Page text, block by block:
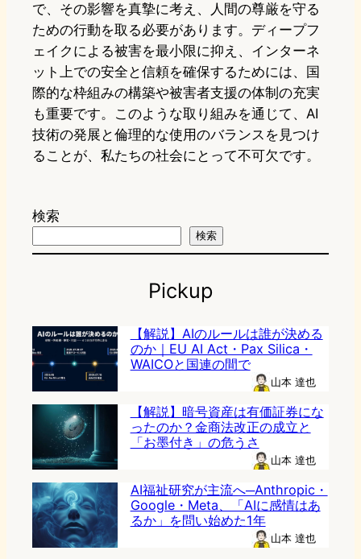
で、その影響を真摯に考え、人間の尊厳を守る
ための行動を取る必要があります。ディープフ
ェイクによる被害を最小限に抑え、インターネ
ット上での安全と信頼を確保するためには、国
際的な枠組みの構築や被害者支援の体制の充実
も重要です。このような取り組みを通じて、AI
技術の発展と倫理的な使用のバランスを見つけ
ることが、私たちの社会にとって不可欠です。
検索
検索
Pickup
【解説】AIのルールは誰が決める
のか｜EU AI Act・Pax Silica・
WAICOと国連の間で
山本 達也
【解説】暗号資産は有価証券にな
ったのか？金商法改正の成立と
「お墨付き」の危うさ
山本 達也
AI福祉研究が主流へ─Anthropic・
Google・Meta、「AIに感情はあ
るか」を問い始めた1年
山本 達也